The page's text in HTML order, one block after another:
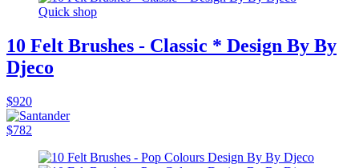
Quick shop
10 Felt Brushes - Classic * Design By By
Djeco
$920
$782